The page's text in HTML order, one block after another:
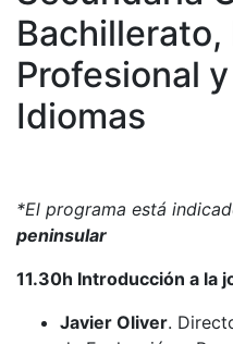
Bachillerato,
Profesional
Idiomas
*El programa está
peninsular
11.30h Introducción a la
Javier Oliver.